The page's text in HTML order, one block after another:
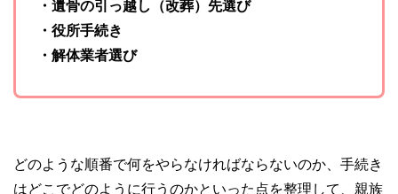
・遺骨の引っ越し（改葬）先選び
・役所手続き
・解体業者選び
どのような順番で何をやらなければならないのか、手続き
はどこでどのように行うのかといった点を整理して、親族